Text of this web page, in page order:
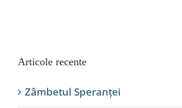
Articole recente
Zâmbetul Speranței